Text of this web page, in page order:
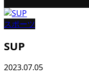
スポーツ
SUP
2023.07.05